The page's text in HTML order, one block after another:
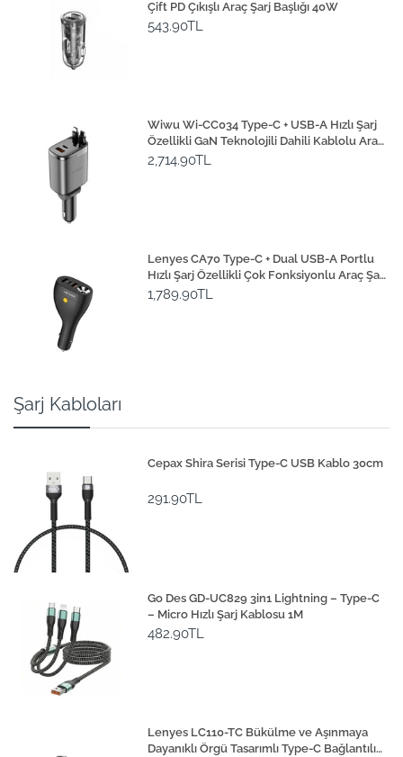
Çift PD Çıkışlı Araç Şarj Başlığı 40W
543.90TL
Wiwu Wi-CC034 Type-C + USB-A Hızlı Şarj
Özellikli GaN Teknolojili Dahili Kablolu Araç
Şarj Aleti 111W
2,714.90TL
Lenyes CA70 Type-C + Dual USB-A Portlu
Hızlı Şarj Özellikli Çok Fonksiyonlu Araç Şarj
Aleti 20W
1,789.90TL
Şarj Kabloları
Cepax Shira Serisi Type-C USB Kablo 30cm
291.90TL
Go Des GD-UC829 3in1 Lightning – Type-C
– Micro Hızlı Şarj Kablosu 1M
482.90TL
Lenyes LC110-TC Bükülme ve Aşınmaya
Dayanıklı Örgü Tasarımlı Type-C Bağlantılı